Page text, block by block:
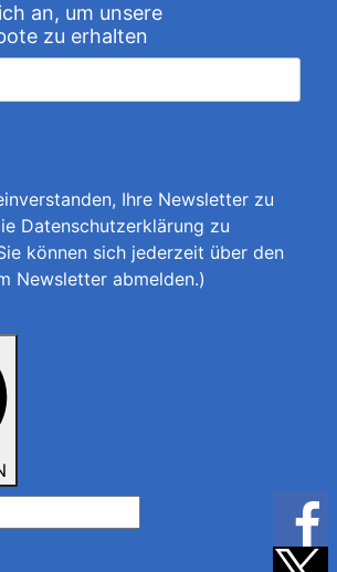
an, um unsere
zu erhalten
Ihre Newsletter zu
Datenschutzerklärung zu
können sich jederzeit über den
Newsletter abmelden.)